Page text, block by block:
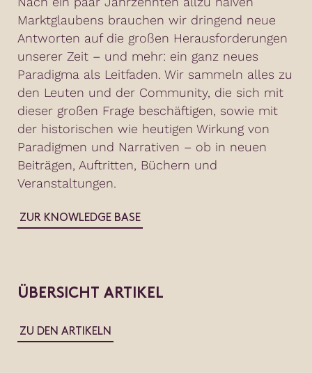
Marktglaubens brauchen wir dringend neue
Antworten auf die großen Herausforderungen
unserer Zeit – und mehr: ein ganz neues
Paradigma als Leitfaden. Wir sammeln alles zu
den Leuten und der Community, die sich mit
dieser großen Frage beschäftigen, sowie mit
der historischen wie heutigen Wirkung von
Paradigmen und Narrativen – ob in neuen
Beiträgen, Auftritten, Büchern und
Veranstaltungen.
ZUR KNOWLEDGE BASE
ÜBERSICHT ARTIKEL
ZU DEN ARTIKELN